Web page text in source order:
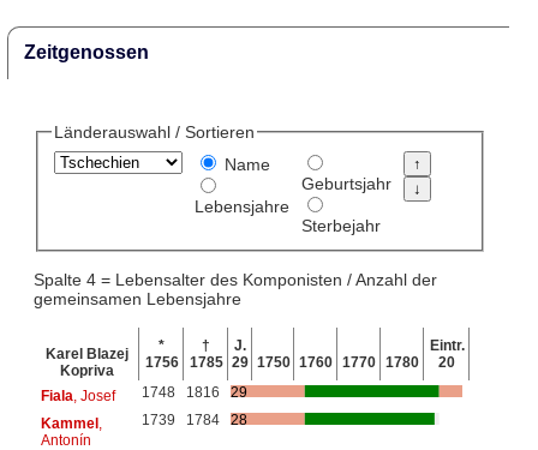
Zeitgenossen
Länderauswahl / Sortieren
Name
Lebensjahre
Geburtsjahr
Sterbejahr
Spalte 4 = Lebensalter des Komponisten / Anzahl der
gemeinsamen Lebensjahre
Karel Blazej
Kopriva
*
1756
†
1785
J.
29 1750 1760 1770 1780
Eintr.
20
Fiala , Josef 1748 1816
29
Kammel,
Antonín
1739 1784 28